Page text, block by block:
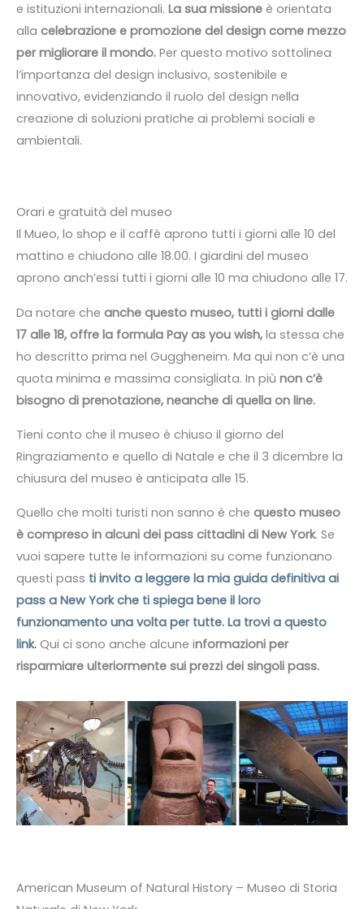
e istituzioni internazionali. La sua missione è orientata
alla celebrazione e promozione del design come mezzo
per migliorare il mondo. Per questo motivo sottolinea
l’importanza del design inclusivo, sostenibile e
innovativo, evidenziando il ruolo del design nella
creazione di soluzioni pratiche ai problemi sociali e
ambientali.
Orari e gratuità del museo
Il Mueo, lo shop e il caffè aprono tutti i giorni alle 10 del
mattino e chiudono alle 18.00. I giardini del museo
aprono anch’essi tutti i giorni alle 10 ma chiudono alle 17.
Da notare che anche questo museo, tutti i giorni dalle
17 alle 18, offre la formula Pay as you wish, la stessa che
ho descritto prima nel Guggheneim. Ma qui non c’è una
quota minima e massima consigliata. In più non c’è
bisogno di prenotazione, neanche di quella on line.
Tieni conto che il museo è chiuso il giorno del
Ringraziamento e quello di Natale e che il 3 dicembre la
chiusura del museo è anticipata alle 15.
Quello che molti turisti non sanno è che questo museo
è compreso in alcuni dei pass cittadini di New York. Se
vuoi sapere tutte le informazioni su come funzionano
questi pass ti invito a leggere la mia guida definitiva ai
pass a New York che ti spiega bene il loro
funzionamento una volta per tutte. La trovi a questo
link. Qui ci sono anche alcune informazioni per
risparmiare ulteriormente sui prezzi dei singoli pass.
American Museum of Natural History – Museo di Storia